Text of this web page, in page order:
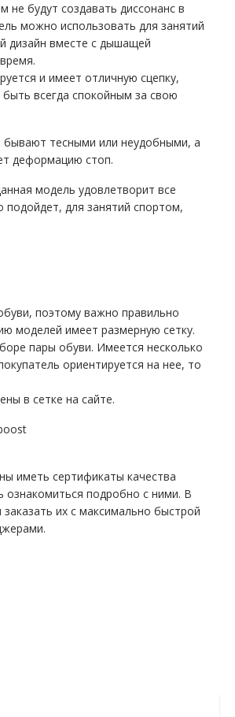
будут создавать диссонанс в
можно использовать для занятий
дизайн вместе с дышащей
и имеет отличную сцепку,
всегда спокойным за свою
бывают тесными или неудобными, а
деформацию стоп.
модель удовлетворит все
подойдет, для занятий спортом,
поэтому важно правильно
моделей имеет размерную сетку.
пары обуви. Имеется несколько
ориентируется на нее, то
в сетке на сайте.
иметь сертификаты качества
ознакомиться подробно с ними. В
их с максимально быстрой